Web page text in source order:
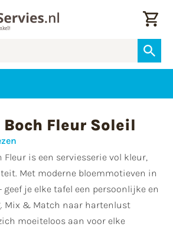
Fleur Soleil
Fleur is een serviesserie vol kleur,
Met moderne bloemmotieven in
je elke tafel een persoonlijke en
Mix & Match naar hartenlust
moeiteloos aan voor elke